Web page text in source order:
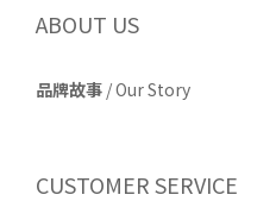
ABOUT US
品牌故事 /Our Story
CUSTOMER SERVICE